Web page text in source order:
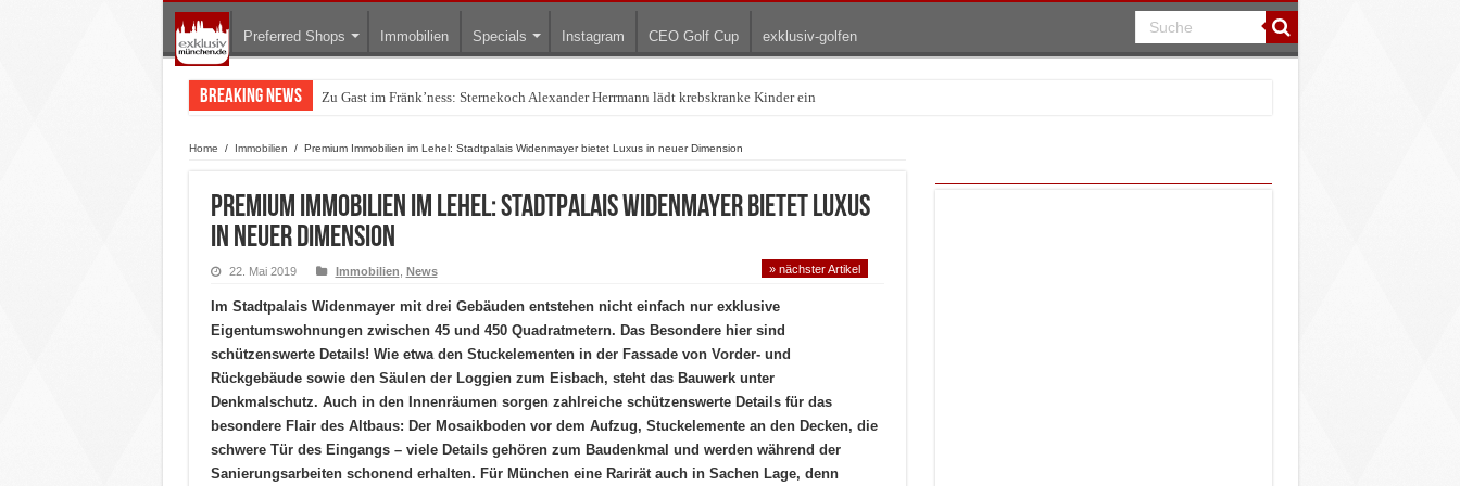
Preferred Shops Immobilien Specials Instagram CEO Golf Cup exklusiv-golfen
Breaking News Zu Gast im Fränk’ness: Sternekoch Alexander Herrmann lädt krebskranke Kinder ein
Warum München gerade zum Treffpunkt der Lingerie-Branche wurde
Home / Immobilien / Premium Immobilien im Lehel: Stadtpalais Widenmayer bietet Luxus in neuer Dimension
Premium Immobilien im Lehel: Stadtpalais Widenmayer bietet Luxus
in neuer Dimension
22. Mai 2019 Immobilien News » nächster Artikel
Im Stadtpalais Widenmayer mit drei Gebäuden entstehen nicht einfach nur exklusive
Eigentumswohnungen zwischen 45 und 450 Quadratmetern. Das Besondere hier sind
schützenswerte Details! Wie etwa den Stuckelementen in der Fassade von Vorder- und
Rückgebäude sowie den Säulen der Loggien zum Eisbach, steht das Bauwerk unter
Denkmalschutz. Auch in den Innenräumen sorgen zahlreiche schützenswerte Details für das
besondere Flair des Altbaus: Der Mosaikboden vor dem Aufzug, Stuckelemente an den Decken, die
schwere Tür des Eingangs – viele Details gehören zum Baudenkmal und werden während der
Sanierungsarbeiten schonend erhalten. Für München eine Rarirät auch in Sachen Lage, denn